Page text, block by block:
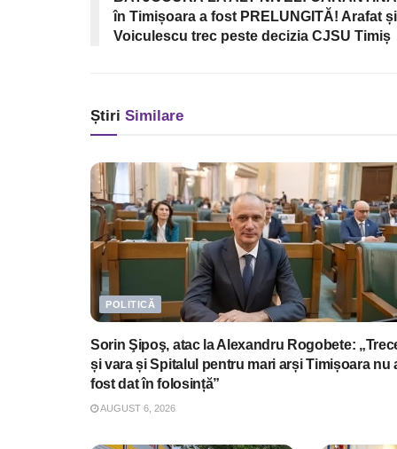
în Timișoara a fost PRELUNGITĂ! Arafat și
Voiculescu trec peste decizia CJSU Timiș
Știri Similare
POLITICĂ
Sorin Şipoş, atac la Alexandru Rogobete:
și vara și Spitalul pentru mari arși Timișoara nu
fost dat în folosință”
AUGUST 6, 2026